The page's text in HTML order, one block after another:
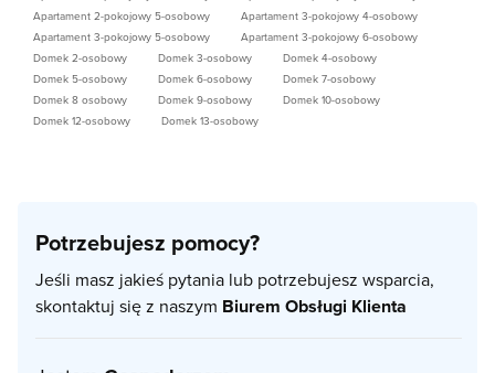
Apartament 2-pokojowy 5-osobowy
Apartament 3-pokojowy 4-osobowy
Apartament 3-pokojowy 5-osobowy
Apartament 3-pokojowy 6-osobowy
Domek 2-osobowy
Domek 3-osobowy
Domek 4-osobowy
Domek 5-osobowy
Domek 6-osobowy
Domek 7-osobowy
Domek 8 osobowy
Domek 9-osobowy
Domek 10-osobowy
Domek 12-osobowy
Domek 13-osobowy
Potrzebujesz pomocy?
Jeśli masz jakieś pytania lub potrzebujesz wsparcia,
skontaktuj się z naszym Biurem Obsługi Klienta